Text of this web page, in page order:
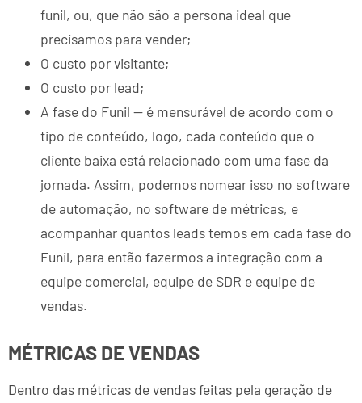
funil, ou, que não são a persona ideal que
precisamos para vender;
O custo por visitante;
O custo por lead;
A fase do Funil — é mensurável de acordo com o
tipo de conteúdo, logo, cada conteúdo que o
cliente baixa está relacionado com uma fase da
jornada. Assim, podemos nomear isso no software
de automação, no software de métricas, e
acompanhar quantos leads temos em cada fase do
Funil, para então fazermos a integração com a
equipe comercial, equipe de SDR e equipe de
vendas.
MÉTRICAS DE VENDAS
Dentro das métricas de vendas feitas pela geração de